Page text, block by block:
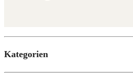
Kate­go­rien